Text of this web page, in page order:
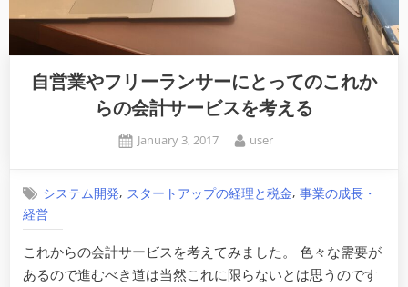
自営業やフリーランサーにとってのこれか
らの会計サービスを考える
Posted
January 3, 2017 By
user
システム開発, スタートアップの経理と税金,事業の成長・
経営
これからの会計サービスを考えてみました。 色々な需要が
あるので進むべき道は当然これに限らないとは思うのです